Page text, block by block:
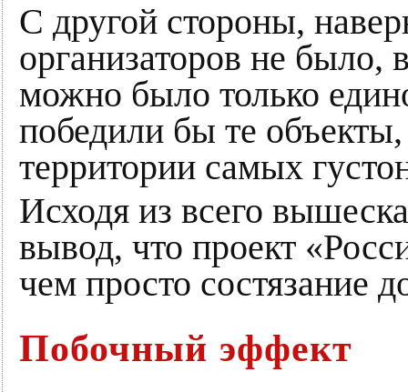
С другой стороны,
организаторов не было,
можно было только
победили бы те
территории самых
Исходя из всего
вывод, что проект
чем просто состязание
Побочный эффект